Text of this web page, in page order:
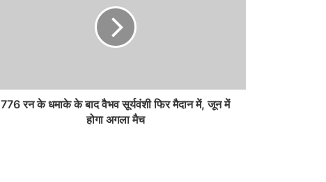
776 रन के धमाके के बाद वैभव सूर्यवंशी फिर मैदान में, जून में
होगा अगला मैच